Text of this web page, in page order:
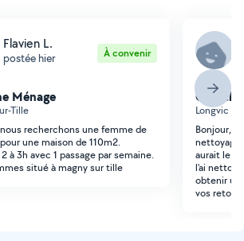
Flavien L.
postée hier À convenir
Ménage
Tille
recherchons une femme de
une maison de 110m2.
à 3h avec 1 passage par semaine.
situé à magny sur tille
Longvic
Bonjour,
nettoyage
aurait le
l'ai
obtenir un
vos